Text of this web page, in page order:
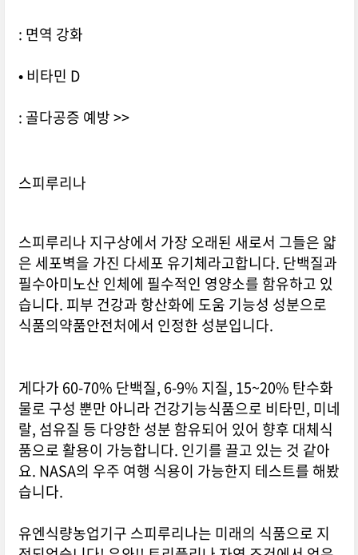
: 면역 강화
• 비타민 D
: 골다공증 예방 >>
스피루리나
스피루리나 지구상에서 가장 오래된 새로서 그들은 얇
은 세포벽을 가진 다세포 유기체라고합니다. 단백질과
필수아미노산 인체에 필수적인 영양소를 함유하고 있
습니다. 피부 건강과 항산화에 도움 기능성 성분으로
식품의약품안전처에서 인정한 성분입니다.
게다가 60-70% 단백질, 6-9% 지질, 15~20% 탄수화
물로 구성 뿐만 아니라 건강기능식품으로 비타민, 미네
랄, 섬유질 등 다양한 성분 함유되어 있어 향후 대체식
품으로 활용이 가능합니다. 인기를 끌고 있는 것 같아
요. NASA의 우주 여행 식용이 가능한지 테스트를 해봤
습니다.
유엔식량농업기구 스피루리나는 미래의 식품으로 지